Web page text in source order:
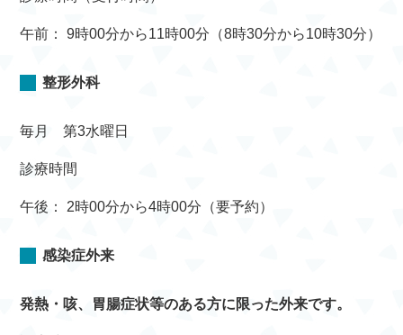
午前： 9時00分から11時00分（8時30分から10時30分）
整形外科
毎月 第3水曜日
診療時間
午後： 2時00分から4時00分（要予約）
感染症外来
発熱・咳、胃腸症状等のある方に限った外来です。